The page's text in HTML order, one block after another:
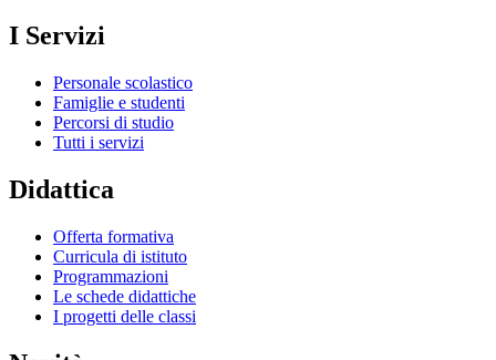
I Servizi
Personale scolastico
Famiglie e studenti
Percorsi di studio
Tutti i servizi
Didattica
Offerta formativa
Curricula di istituto
Programmazioni
Le schede didattiche
I progetti delle classi